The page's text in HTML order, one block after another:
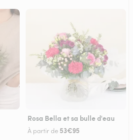
Rosa Bella et sa bulle d'eau
À partir de 53€95